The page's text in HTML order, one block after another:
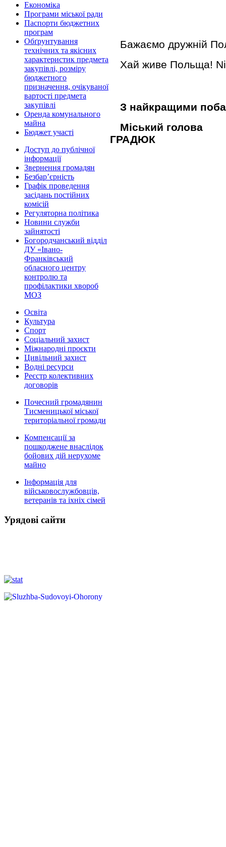
Економіка
Програми міської ради
Паспорти бюджетних
програм
Обґрунтування
технічних та якісних
характеристик предмета
закупівлі, розміру
бюджетного
призначення, очікуваної
вартості предмета
закупівлі
Оренда комунального
майна
Бюджет участі
Доступ до публічної
інформації
Звернення громадян
Безбар’єрність
Графік проведення
засідань постійних
комісій
Регуляторна політика
Новини служби
зайнятості
Богородчанський відділ
ДУ «Івано-
Франківський
обласного центру
контролю та
профілактики хвороб
МОЗ
Освіта
Культура
Спорт
Соціальний захист
Міжнародні проєкти
Цивільний захист
Водні ресурси
Реєстр колективних
договорів
Почесний громадянин
Тисменицької міської
територіальної громади
Компенсації за
пошкоджене внаслідок
бойових дій нерухоме
майно
Інформація для
військовослужбовців,
ветеранів та іхніх сімей
Урядові сайти
Бажаємо дружній
Хай живе Польща!
З найкращими
ГРАДЮК